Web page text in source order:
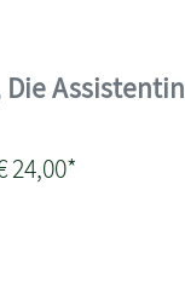
Assistentin
24,00*